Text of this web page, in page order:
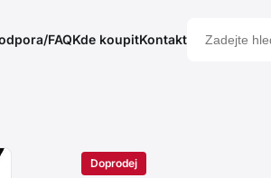
FAQKde koupitKontakt
Doprodej